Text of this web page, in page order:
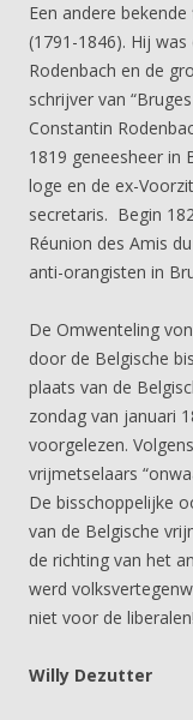
Een andere
(1791-1846). Hij
Rodenbach en de
schrijver van
Constantin
1819 geneesheer in
loge en de ex-
secretaris. Begin
Réunion des Amis
anti-orangisten in
De Omwenteling
door de Belgische
plaats van de
zondag van januari
voorgelezen.
vrijmetselaars
De bisschoppelijke
van de Belgische
de richting van het
werd
niet voor de liberalen!
Willy Dezutter